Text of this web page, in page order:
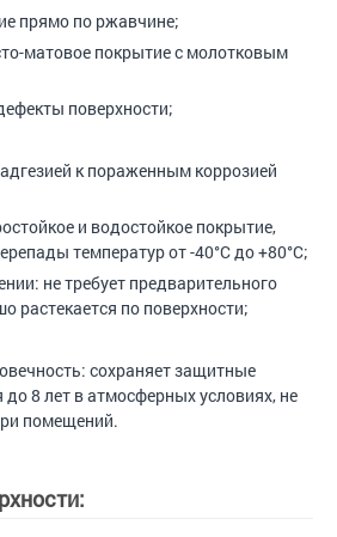
прямо по ржавчине;
матовое покрытие с молотковым
поверхности;
к пораженным коррозией
и водостойкое покрытие,
температур от -40°С до +80°С;
не требует предварительного
растекается по поверхности;
сохраняет защитные
8 лет в атмосферных условиях, не
помещений.